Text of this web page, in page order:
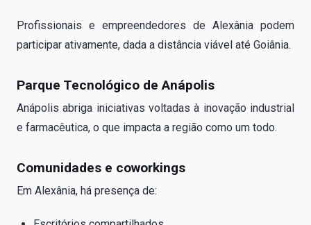
Profissionais e empreendedores de Alexânia podem
participar ativamente, dada a distância viável até Goiânia.
Parque Tecnológico de Anápolis
Anápolis abriga iniciativas voltadas à inovação industrial
e farmacêutica, o que impacta a região como um todo.
Comunidades e coworkings
Em Alexânia, há presença de: